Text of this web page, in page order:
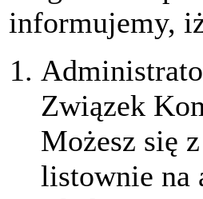
informujemy,
Związek
Możesz się
listownie na